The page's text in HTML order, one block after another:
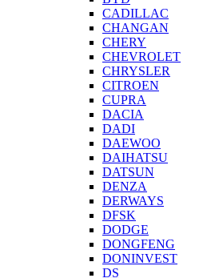
CADILLAC
CHANGAN
CHERY
CHEVROLET
CHRYSLER
CITROEN
CUPRA
DACIA
DADI
DAEWOO
DAIHATSU
DATSUN
DENZA
DERWAYS
DFSK
DODGE
DONGFENG
DONINVEST
DS